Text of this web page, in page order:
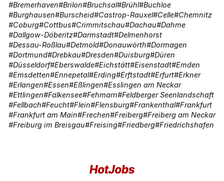
Bremerhaven Brilon Bruchsal Brühl Buchloe
Burghausen Burscheid Castrop-Rauxel Celle Chemnitz
Coburg Cottbus Crimmitschau Dachau Dahme
Dallgow-Döberitz Darmstadt Delmenhorst
Dessau-Roßlau Detmold Donauwörth Dormagen
Dortmund Drebkau Dresden Duisburg Düren
Düsseldorf Eberswalde Eichstätt Eisenstadt Emden
Emsdetten Ennepetal Erding Erftstadt Erfurt Erkner
Erlangen Essen Eßlingen Esslingen am Neckar
Ettlingen Falkensee Fehmarn Feldberger Seenlandschaft
Fellbach Feucht Flein Flensburg Frankenthal Frankfurt
Frankfurt am Main Frechen Freiberg Freiberg am Neckar
Freiburg im Breisgau Freising Friedberg Friedrichshafen